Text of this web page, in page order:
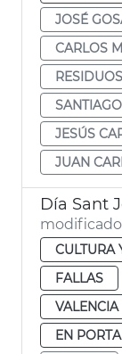
JOSÉ
CARLOS
RESIDUOS
JESÚS
JUAN
Día Sant
CULTURA
FALLAS
VALENCIA
EN